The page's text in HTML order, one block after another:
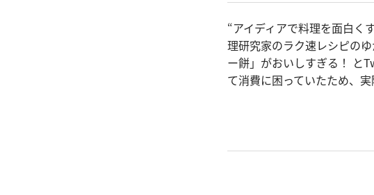
“アイディアで料理を面白く
理研究家のラク速レシピの
ー餅」がおいしすぎる！ と
て消費に困っていたため、